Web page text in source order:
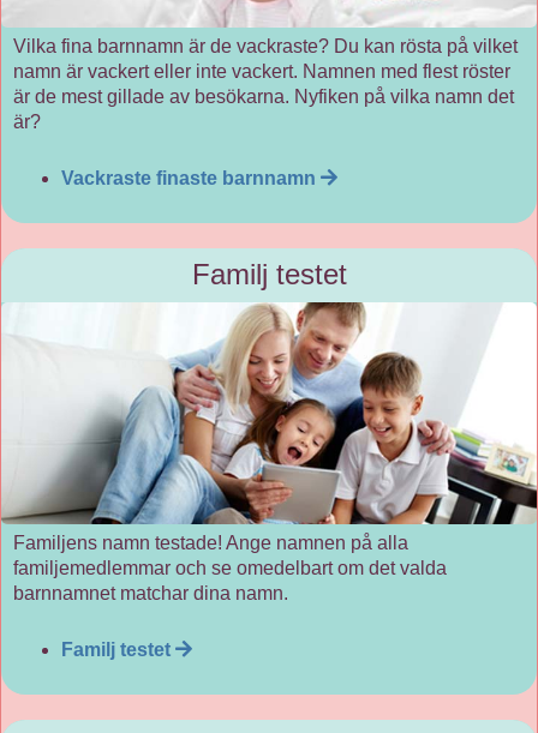
Vilka fina barnnamn är de vackraste? Du kan rösta på vilket
namn är vackert eller inte vackert. Namnen med flest röster
är de mest gillade av besökarna. Nyfiken på vilka namn det
är?
Vackraste finaste barnnamn
Familj testet
Familjens namn testade! Ange namnen på alla
familjemedlemmar och se omedelbart om det valda
barnnamnet matchar dina namn.
Familj testet